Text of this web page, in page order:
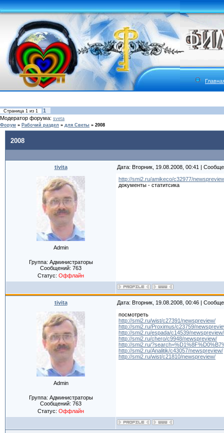
Страница 1 из 1
1
Модератор форума: sveta
Форум » Рабочий раздел » для Светы » 2008
2008
tivita Дата: Вторник, 19.08.2008, 00:41 |
Admin
Группа: Администраторы
Сообщений: 763
Статус: Оффлайн
http://smi2.ru/amikeco/c32977/
документы - статитсика
tivita Дата: Вторник, 19.08.2008, 00:46 |
Admin
Группа: Администраторы
Сообщений: 763
Статус: Оффлайн
посмотреть
http://smi2.ru/wist/c27391/newspreview/
http://smi2.ru/Proximus/c23759/
http://smi2.ru/espada/c14539/newspreview/
http://smi2.ru/chero/c9948/newspreview/
http://smi2.ru/
http://smi2.ru/Analitik/c43057/newspreview/
http://smi2.ru/wist/c21810/newspreview/